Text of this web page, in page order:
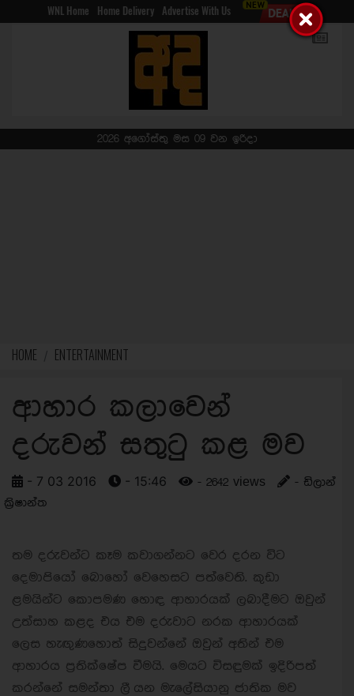
WNL Home Home Delivery Advertise With Us
2026 අගෝස්තු මස 09 වන ඉරිදා
HOME ENTERTAINMENT
ආහාර කලාවෙන්
දරුවන් සතුටු කළ මව
- 7 03 2016 - 15:46 - 2642 views
- ඩිලාන්
ක්‍රිෂාන්ත
තම දරුවන්ට කෑම කවාගන්නට වෙර දරන විට
දෙමාපියෝ බොහෝ වෙහෙසට පත්වෙති. කුඩා
ළමයින්ට කොපමණ හොඳ ආහාරයක් ලබාදීමට ඔවුන්
උත්සාහ කළද එය එම දරුවාට නරක ආහාරයක්
ලෙස හැඟුණහොත් සිදුවන්නේ ඔවුන් අතින් එම
ආහාරය ප්‍රතික්ෂේප වීමයි. මෙයට විසඳුමක් ඉදිරිපත්
කරන්නේ සමන්තා ලී යන මැලේසියානු ජාතික මව